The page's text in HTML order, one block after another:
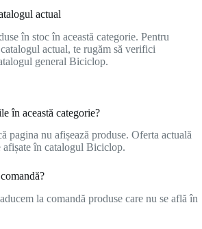
actual
în stoc în această categorie. Pentru
actual, te rugăm să verifici
general Biciclop.
în această categorie?
pagina nu afișează produse. Oferta actuală
afișate în catalogul Biciclop.
la comandă produse care nu se află în